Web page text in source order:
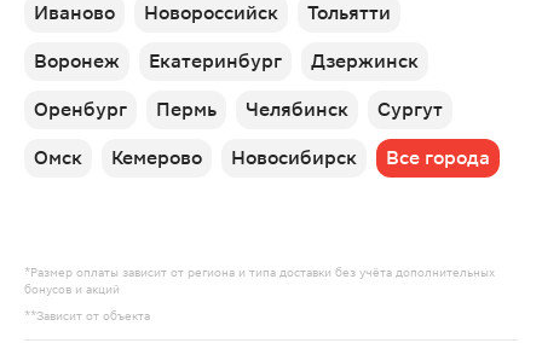
Иваново Новороссийск Тольятти
Воронеж Екатеринбург Дзержинск
Оренбург Пермь Челябинск Сургут
Омск Кемерово Новосибирск Все города
*Размер оплаты зависит от региона и типа доставки без учёта дополнительных
бонусов и акций
**Зависит от объекта